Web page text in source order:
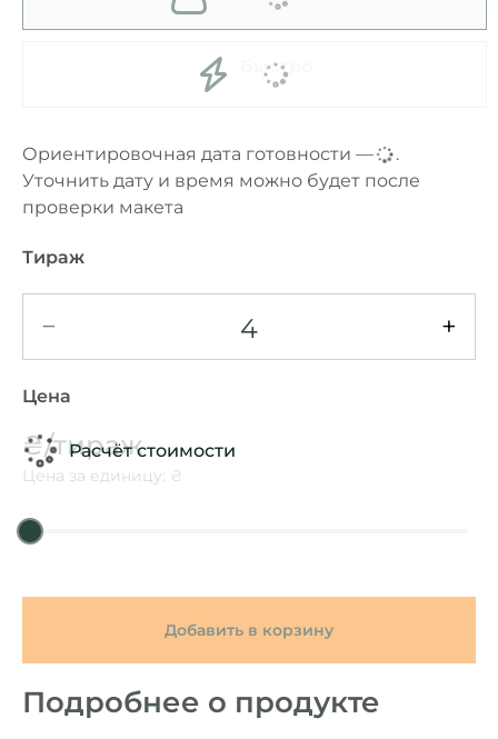
Быстро
Ориентировочная дата готовности —....
Уточнить дату и время можно будет после
проверки макета
Тираж
− +
Цена
Расчёт стоимости
₴/тираж
Цена за единицу: ₴
Добавить в корзину
Подробнее о продукте